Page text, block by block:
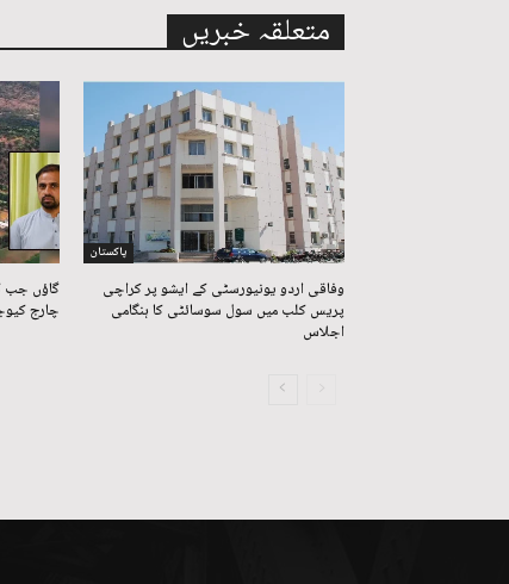
متعلقہ خبریں
پاکستان
وفاقی اردو یونیورسٹی کے ایشو پر کراچی
پریس کلب میں سول سوسائٹی کا ہنگامی
اجلاس
گاؤں جب
چارج